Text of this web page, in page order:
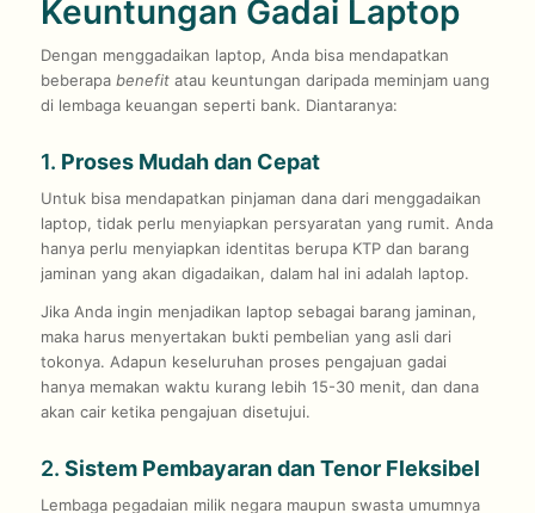
Keuntungan Gadai Laptop
Dengan menggadaikan laptop, Anda bisa mendapatkan
beberapa benefit atau keuntungan daripada meminjam uang
di lembaga keuangan seperti bank. Diantaranya:
1. Proses Mudah dan Cepat
Untuk bisa mendapatkan pinjaman dana dari menggadaikan
laptop, tidak perlu menyiapkan persyaratan yang rumit. Anda
hanya perlu menyiapkan identitas berupa KTP dan barang
jaminan yang akan digadaikan, dalam hal ini adalah laptop.
Jika Anda ingin menjadikan laptop sebagai barang jaminan,
maka harus menyertakan bukti pembelian yang asli dari
tokonya. Adapun keseluruhan proses pengajuan gadai
hanya memakan waktu kurang lebih 15-30 menit, dan dana
akan cair ketika pengajuan disetujui.
2. Sistem Pembayaran dan Tenor Fleksibel
Lembaga pegadaian milik negara maupun swasta umumnya